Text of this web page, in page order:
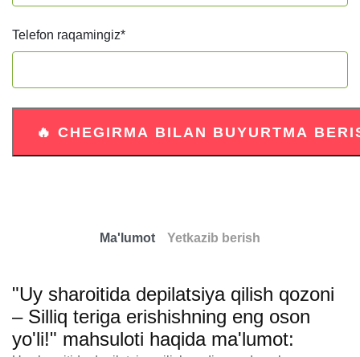
Telefon raqamingiz*
Ma'lumot Yetkazib berish
"Uy sharoitida depilatsiya qilish qozoni
– Silliq teriga erishishning eng oson
yo'li!" mahsuloti haqida ma'lumot: